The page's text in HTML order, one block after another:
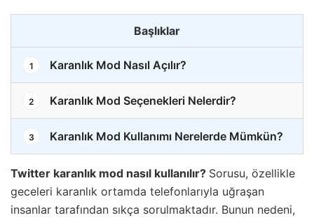
Başlıklar
1 Karanlık Mod Nasıl Açılır?
2 Karanlık Mod Seçenekleri Nelerdir?
3 Karanlık Mod Kullanımı Nerelerde Mümkün?
Twitter karanlık mod nasıl kullanılır? Sorusu, özellikle
geceleri karanlık ortamda telefonlarıyla uğraşan
insanlar tarafından sıkça sorulmaktadır. Bunun nedeni,